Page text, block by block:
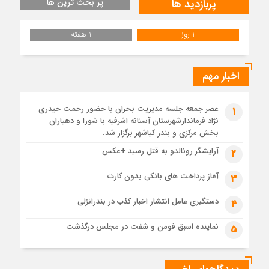
تصاویری از تراکم جمعیت حاضر در میدان ثورهالعشرین نجف
اشرف
1 ماه قبل
تشییع پیکر مطهر رهبر شهید انقلاب در مسجد جمکران
قم، یکپارچه در سوگ و حماسه؛ بدرقه باشکوه امام مجاهد
رهبرشهید
مراسم تشییع پیکر رهبر شهید در قم به پایان رسید
پربازدید ها
1 روز 1 هفته
اخبار مهم
1
عصر جمعه جلسه مدیریت بحران با حضور رحمت حیدری
نژاد فرماندارشهرستان آستانه اشرفیه با شورا و دهیاران
بخش مرکزی و بندر کیاشهر برگزار شد.
2 آرایشگر رونالدو به قتل رسید +عکس
3 آغاز پرداخت های بانکی بدون کارت
4 دستگیری عامل انتشار اخبار کذب در بندرانزلی
5 نماینده اسبق فومن و شفت در مجلس درگذشت